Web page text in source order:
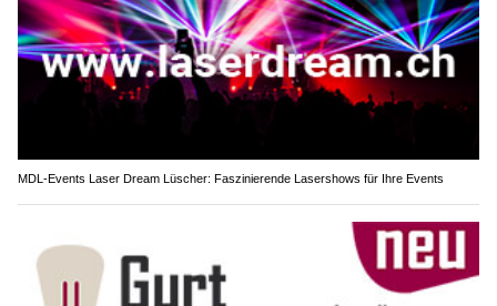
MDL-Events Laser Dream Lüscher: Faszinierende Lasershows für Ihre Events